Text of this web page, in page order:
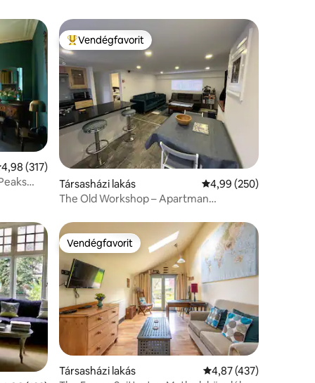
értékelés: 5/4,98, 317 vélemény
4,98 (317)
Kiemelt vendégfavorit
Vendégfavorit
Társasházi lakás Átlagos értékelés: 5/
4,99 (250)
The Old Workshop – Apartman
Vendégfavorit
Vendégfavorit
Társasházi lakás Átlagos értékelés: 5/
4,87 (437)